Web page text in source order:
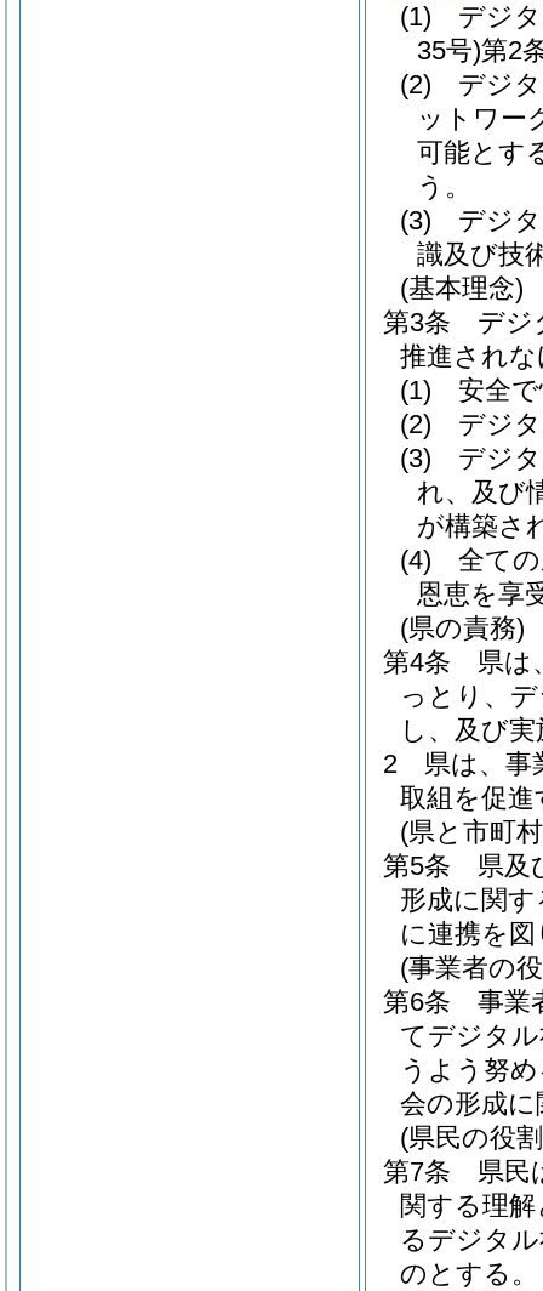
(1)
デジ
35号)第2
(2)
デジ
ットワー
可能とす
う。
(3)
デジ
識及び技
(基本理念)
第3条
デジ
推進され
(1)
安全
(2)
デジ
(3)
デジ
れ、及び
が構築さ
(4)
全て
恩恵を享
(県の責務)
第4条
県は
っとり、
し、及び
2
県は、事
取組を促
(県と市町
第5条
県及
形成に関
に連携を
(事業者の
第6条
事業
てデジタ
うよう努
会の形成
(県民の役
第7条
県民
関する理
るデジタ
のとする。